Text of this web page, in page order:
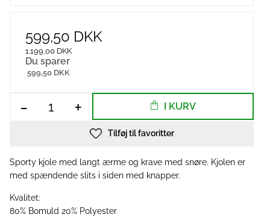
599,50 DKK
1.199,00 DKK
Du sparer
599,50 DKK
- + I KURV
Tilføj til favoritter
Sporty kjole med langt ærme og krave med snøre. Kjolen er
med spændende slits i siden med knapper.
Kvalitet:
80% Bomuld 20% Polyester